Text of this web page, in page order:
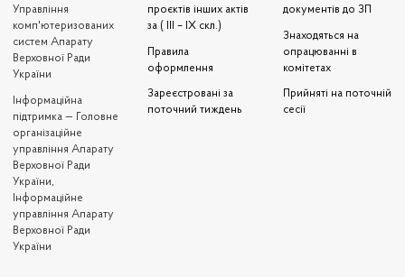
Управління
комп'ютеризованих
систем Апарату
Верховної Ради
України
Iнформаційна
підтримка — Головне
організаційне
управління Апарату
Верховної Ради
України,
Інформаційне
управління Апарату
Верховної Ради
України
проєктів інших актів
за ( III – IX скл.)
Правила
оформлення
Зареєстровані за
поточний тиждень
документів до ЗП
Знаходяться на
опрацюванні в
комітетах
Прийняті на поточній
сесії